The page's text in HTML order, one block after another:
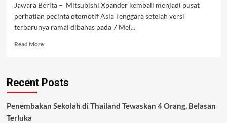
Jawara Berita – Mitsubishi Xpander kembali menjadi pusat
perhatian pecinta otomotif Asia Tenggara setelah versi
terbarunya ramai dibahas pada 7 Mei...
Read MoreRead
Xpander
Disebut
Recent Posts
Penembakan Sekolah di Thailand Tewaskan 4 Orang, Belasan
Terluka